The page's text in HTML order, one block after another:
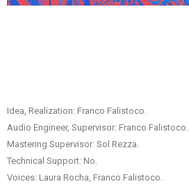
Idea, Realization: Franco Falistoco.
Audio Engineer, Supervisor: Franco Falistoco.
Mastering Supervisor: Sol Rezza.
Technical Support: No.
Voices: Laura Rocha, Franco Falistoco.